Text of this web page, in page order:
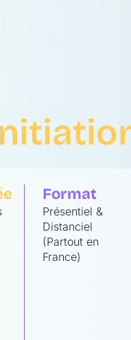
Format
Présentiel &
Distanciel
(Partout en
France)